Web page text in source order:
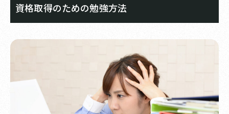
資格取得のための勉強方法